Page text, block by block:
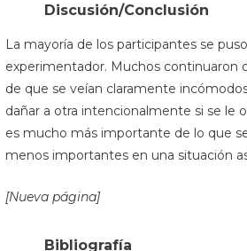
Discusión/Conclusión
La mayoría de los participantes se
experimentador. Muchos continuaron
de que se veían claramente
dañar a otra intencionalmente si se le
es mucho más importante de lo que
menos importantes en una situación
[Nueva página]
Bibliografía